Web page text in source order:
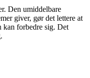
Den umiddelbare
giver, gør det lettere at
kan forbedre sig. Det